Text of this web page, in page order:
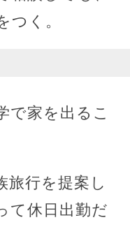
つく。
で家を出るこ
旅行を提案し
て休日出勤だ